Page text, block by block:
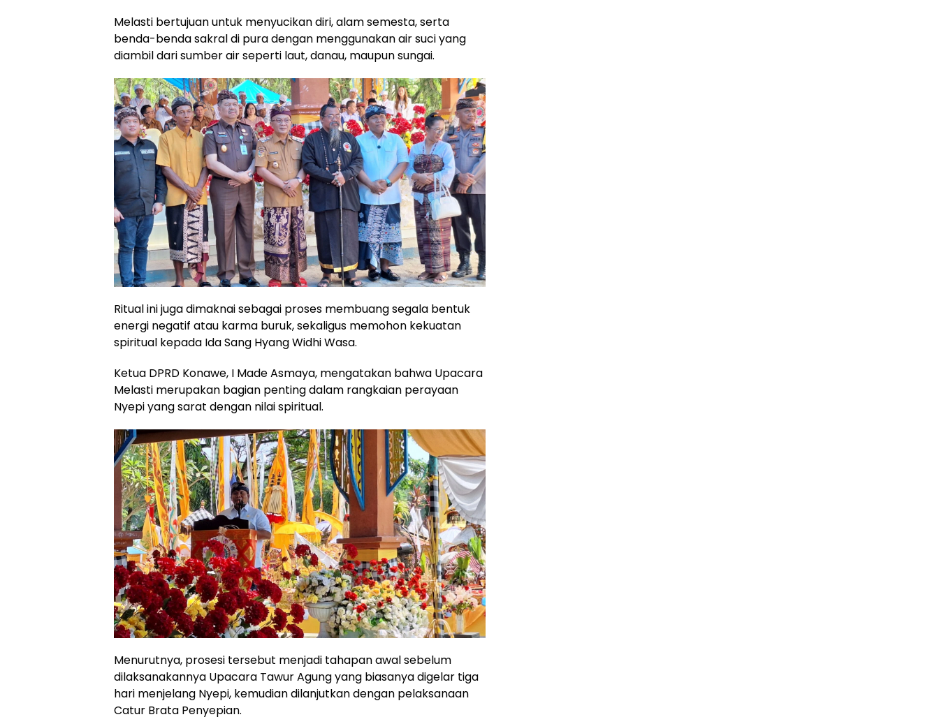
Melasti bertujuan untuk menyucikan diri, alam semesta, serta
benda-benda sakral di pura dengan menggunakan air suci yang
diambil dari sumber air seperti laut, danau, maupun sungai.
Ritual ini juga dimaknai sebagai proses membuang segala bentuk
energi negatif atau karma buruk, sekaligus memohon kekuatan
spiritual kepada Ida Sang Hyang Widhi Wasa.
Ketua DPRD Konawe, I Made Asmaya, mengatakan bahwa Upacara
Melasti merupakan bagian penting dalam rangkaian perayaan
Nyepi yang sarat dengan nilai spiritual.
Menurutnya, prosesi tersebut menjadi tahapan awal sebelum
dilaksanakannya Upacara Tawur Agung yang biasanya digelar tiga
hari menjelang Nyepi, kemudian dilanjutkan dengan pelaksanaan
Catur Brata Penyepian.